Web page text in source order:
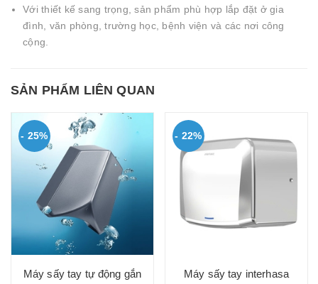
Với thiết kế sang trọng, sản phẩm phù hợp lắp đặt ở gia
đình, văn phòng, trường học, bệnh viện và các nơi công
cộng.
SẢN PHẨM LIÊN QUAN
- 25%
Máy sấy tay tự động gắn
- 22%
Máy sấy tay interhasa